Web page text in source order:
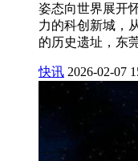
姿态向世界展开
力的科创新城，
的历史遗址，东
快讯 2026-02-07